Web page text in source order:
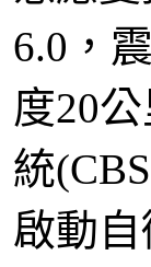
6.0，
度20
統
啟動